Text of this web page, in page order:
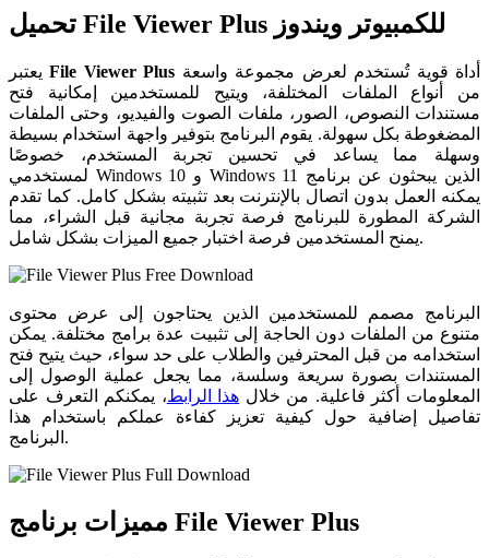
تحميل File Viewer Plus للكمبيوتر ويندوز
يعتبرFile Viewer Plus
من أنواع الملفات المختلفة، ويتيح للمستخدمين إمكانية فتح
مستندات النصوص، الصور، ملفات الصوت والفيديو، وحتى الملفات
المضغوطة بكل سهولة. يقوم البرنامج بتوفير واجهة استخدام بسيطة
وسهلة مما يساعد في تحسين تجربة المستخدم، خصوصًا
لمستخدمي Windows 10 و Windows 11 الذين يبحثون عن برنامج
يمكنه العمل بدون اتصال بالإنترنت بعد تثبيته بشكل كامل. كما تقدم
الشركة المطورة للبرنامج فرصة تجربة مجانية قبل الشراء، مما
يمنح المستخدمين فرصة اختبار جميع الميزات بشكل شامل.
البرنامج مصمم للمستخدمين الذين يحتاجون إلى عرض محتوى
متنوع من الملفات دون الحاجة إلى تثبيت عدة برامج مختلفة. يمكن
استخدامه من قبل المحترفين والطلاب على حد سواء، حيث يتيح فتح
المستندات بصورة سريعة وسلسة، مما يجعل عملية الوصول إلى
المعلومات أكثر فاعلية. من خلال هذا الرابط، يمكنكم التعرف على
تفاصيل إضافية حول كيفية تعزيز كفاءة عملكم باستخدام هذا
البرنامج.
مميزات برنامج File Viewer Plus